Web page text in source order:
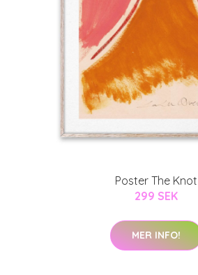
Poster The Knot
299 SEK
MER INFO!